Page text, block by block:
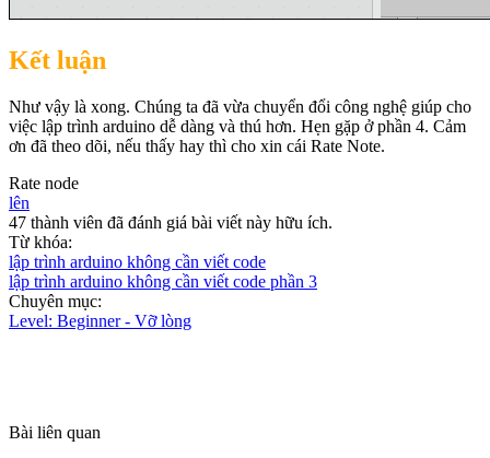
Kết luận
Như vậy là xong. Chúng ta đã vừa chuyển đổi công nghệ giúp cho
việc lập trình arduino dễ dàng và thú hơn. Hẹn gặp ở phần 4. Cảm
ơn đã theo dõi, nếu thấy hay thì cho xin cái Rate Note.
Rate node
lên
47 thành viên đã đánh giá bài viết này hữu ích.
Từ khóa:
lập trình arduino không cần viết code
lập trình arduino không cần viết code phần 3
Chuyên mục:
Level: Beginner - Vỡ lòng
Bài liên quan